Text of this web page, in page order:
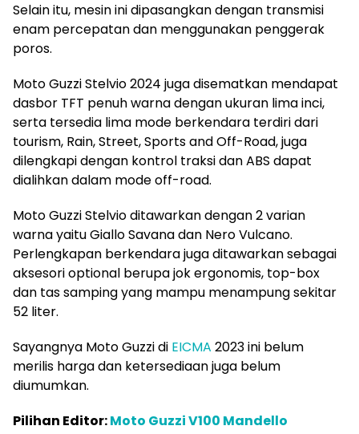
Selain itu, mesin ini dipasangkan dengan transmisi
enam percepatan dan menggunakan penggerak
poros.
Moto Guzzi Stelvio 2024 juga disematkan mendapat
dasbor TFT penuh warna dengan ukuran lima inci,
serta tersedia lima mode berkendara terdiri dari
tourism, Rain, Street, Sports and Off-Road, juga
dilengkapi dengan kontrol traksi dan ABS dapat
dialihkan dalam mode off-road.
Moto Guzzi Stelvio ditawarkan dengan 2 varian
warna yaitu Giallo Savana dan Nero Vulcano.
Perlengkapan berkendara juga ditawarkan sebagai
aksesori optional berupa jok ergonomis, top-box
dan tas samping yang mampu menampung sekitar
52 liter.
Sayangnya Moto Guzzi di EICMA 2023 ini belum
merilis harga dan ketersediaan juga belum
diumumkan.
Pilihan Editor:Moto Guzzi V100 Mandello